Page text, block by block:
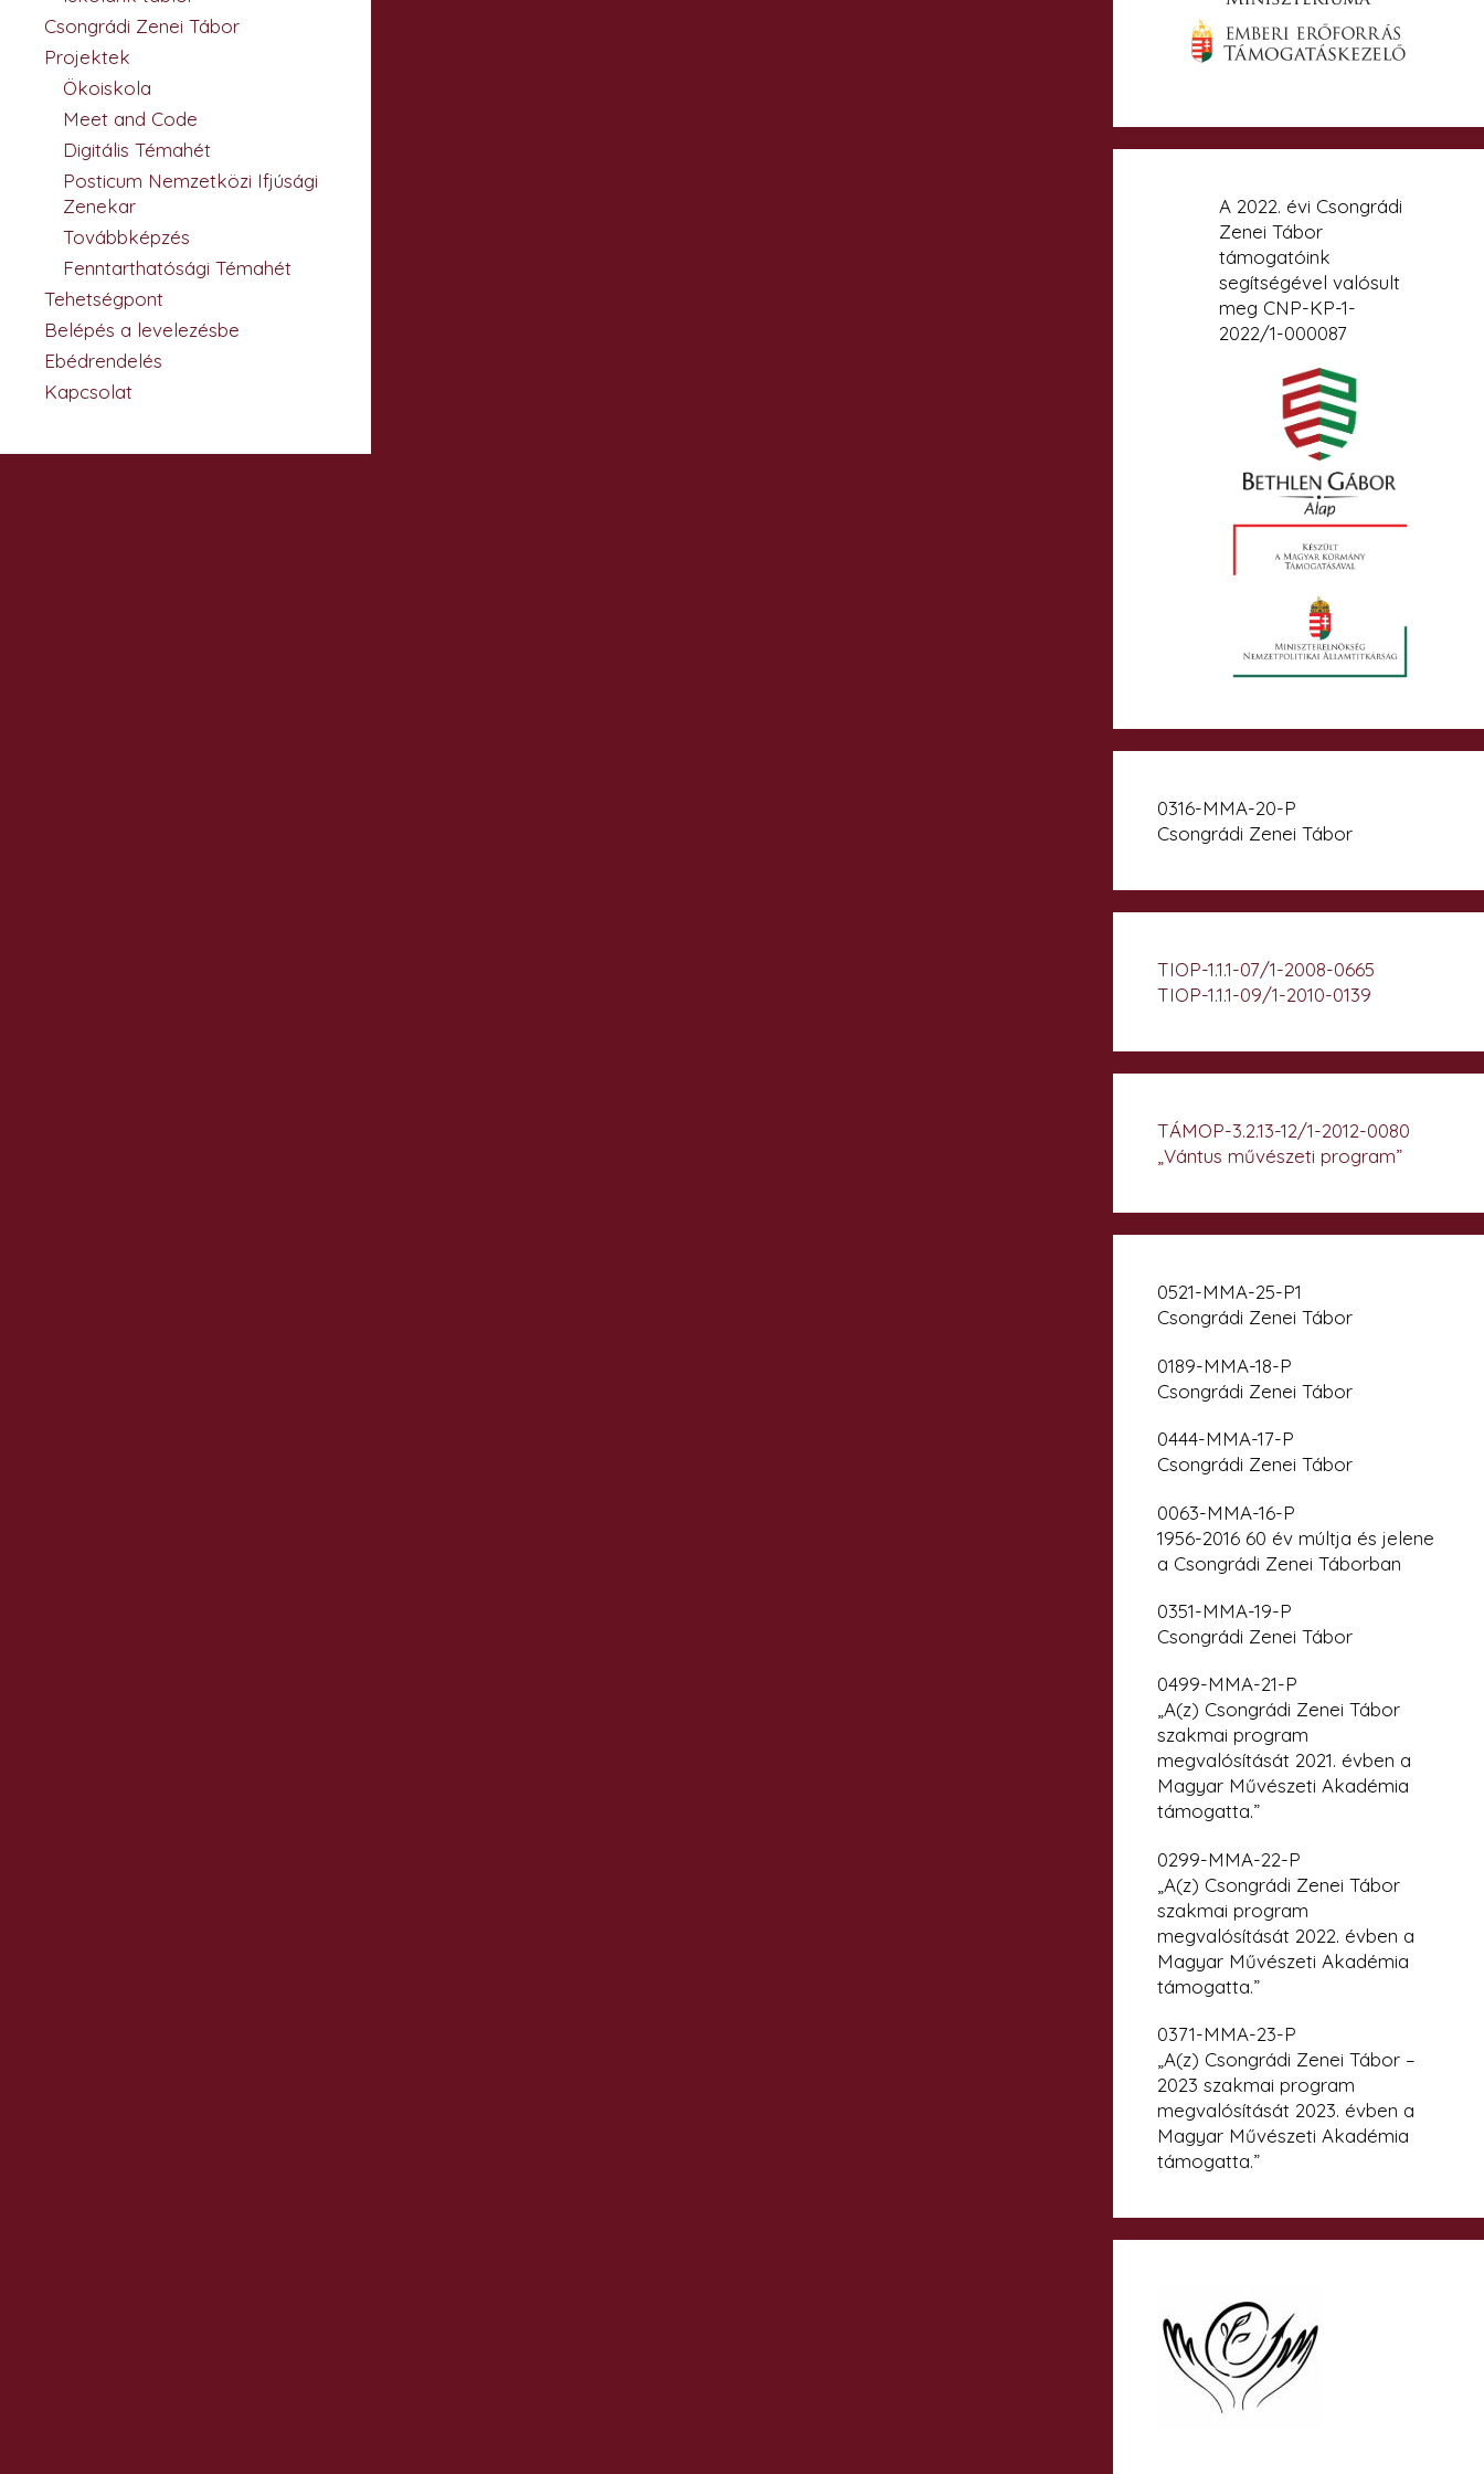
Csongrádi Zenei Tábor
Projektek
Ökoiskola
Meet and Code
Digitális Témahét
Posticum Nemzetközi Ifjúsági
Zenekar
Továbbképzés
Fenntarthatósági Témahét
Tehetségpont
Belépés a levelezésbe
Ebédrendelés
Kapcsolat
A 2022. évi Csongrádi
Zenei Tábor
támogatóink
segítségével valósult
meg CNP-KP-1-
2022/1-000087
0316-MMA-20-P
Csongrádi Zenei Tábor
TIOP-1.1.1-07/1-2008-0665
TIOP-1.1.1-09/1-2010-0139
TÁMOP-3.2.13-12/1-2012-0080
„Vántus művészeti program”
0521-MMA-25-P1
Csongrádi Zenei Tábor
0189-MMA-18-P
Csongrádi Zenei Tábor
0444-MMA-17-P
Csongrádi Zenei Tábor
0063-MMA-16-P
1956-2016 60 év múltja és jelene
a Csongrádi Zenei Táborban
0351-MMA-19-P
Csongrádi Zenei Tábor
0499-MMA-21-P
„A(z) Csongrádi Zenei Tábor
szakmai program
megvalósítását 2021. évben a
Magyar Művészeti Akadémia
támogatta.”
0299-MMA-22-P
„A(z) Csongrádi Zenei Tábor
szakmai program
megvalósítását 2022. évben a
Magyar Művészeti Akadémia
támogatta.”
0371-MMA-23-P
„A(z) Csongrádi Zenei Tábor –
2023 szakmai program
megvalósítását 2023. évben a
Magyar Művészeti Akadémia
támogatta.”